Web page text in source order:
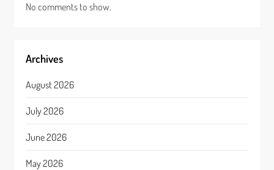
No comments to show.
Archives
August 2026
July 2026
June 2026
May 2026